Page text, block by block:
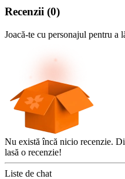
Recenzii (0)
Joacă-te cu personajul pentru a
Nu există încă nicio recenzie.
lasă o recenzie!
Liste de chat